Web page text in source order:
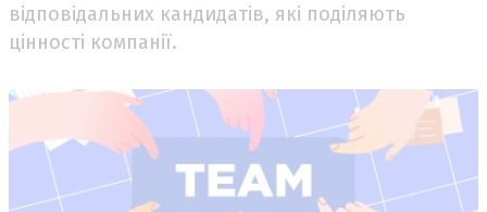
відповідальних кандидатів, які поділяють
цінності компанії.